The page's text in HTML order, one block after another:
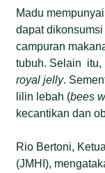
Madu
dapat
campuran
tubuh. Selain
royal jelly.
lilin lebah (bees
kecantikan dan
Rio Bertoni,
(JMHI),